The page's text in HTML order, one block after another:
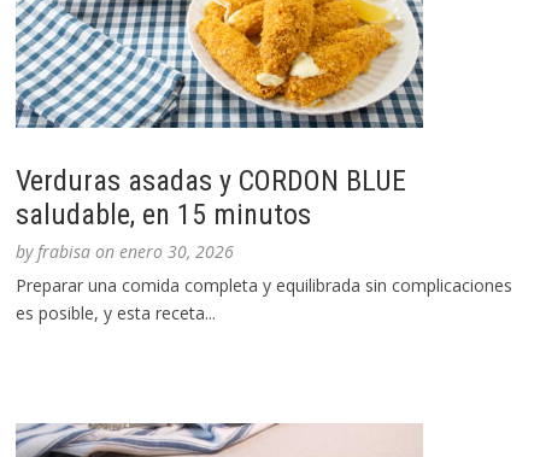
Verduras asadas y CORDON BLUE
saludable, en 15 minutos
byfrabisa onenero 30, 2026
Preparar una comida completa y equilibrada sin complicaciones
es posible, y esta receta...